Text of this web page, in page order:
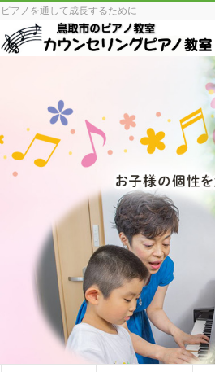
ピアノを通して成長するために